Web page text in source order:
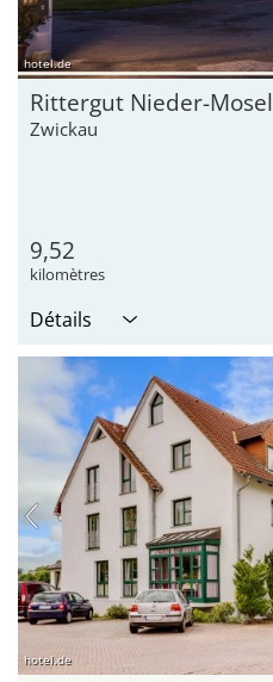
hotel.de
Rittergut Nieder-Mosel
Zwickau
9,52
kilomètres
Détails
hotel.de